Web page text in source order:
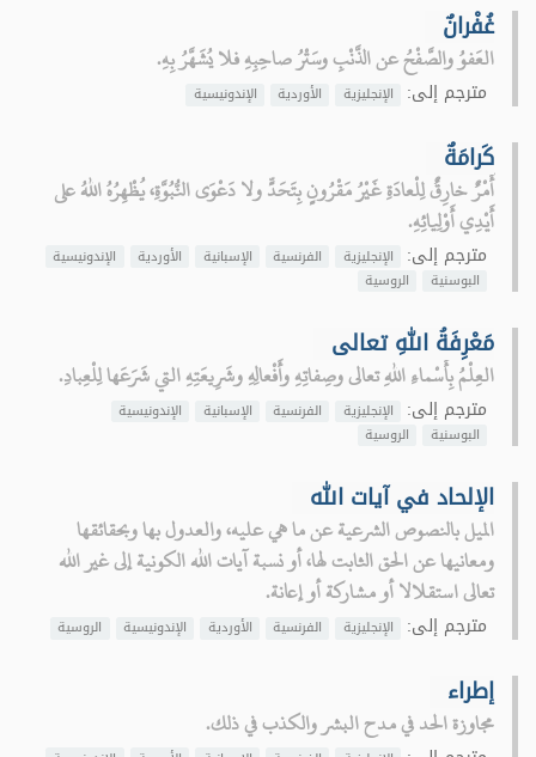
غُفْرانٌ
العَفوُ والصَّفْحُ عن الذَّنْبِ وسَتْرُ صاحِبِهِ فلا يُشَهَّرُ بِهِ.
مترجم إلى: الإنجليزية الأوردية الإندونيسية
كَرامَةٌ
أَمْرٌ خارِقٌ لِلْعادَةِ غَيْرُ مَقْرُونٍ بِتَحَدٍّ ولا دَعْوَى النُّبُوَّةِ، يُظْهِرُهُ اللهُ على
أَيْدِي أَوْلِيائِهِ.
مترجم إلى: الإنجليزية الفرنسية الإسبانية الأوردية
الإندونيسية
البوسنية
الروسية
مَعْرِفَةُ اللهِ تعالى
العِلْمُ بِأَسْماءِ اللهِ تعالى وصِفاتِهِ وأَفْعالِهِ وشَرِيعَتِهِ التي شَرَعَها لِلْعِبادِ.
مترجم إلى: الإنجليزية الفرنسية الإسبانية
الإندونيسية
البوسنية
الروسية
الإلحاد في آيات الله
الميل بالنصوص الشرعية عن ما هي عليه، والعدول بها وبحقائقها
ومعانيها عن الحق الثابت لها، أو نسبة آيات الله الكونية إلى غير الله
تعالى استقلالا أو مشاركة أو إعانة.
مترجم إلى: الإنجليزية الفرنسية الأوردية الإندونيسية الروسية
إطراء
مجاوزة الحد في مدح البشر والكذب في ذلك.